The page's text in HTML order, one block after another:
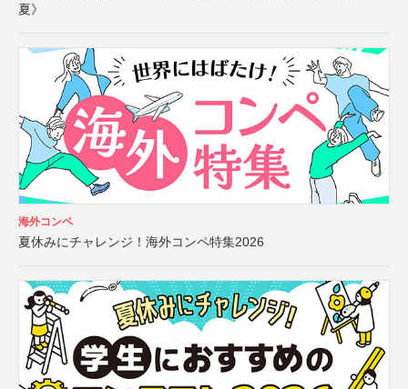
夏》
海外コンペ
夏休みにチャレンジ！海外コンペ特集2026